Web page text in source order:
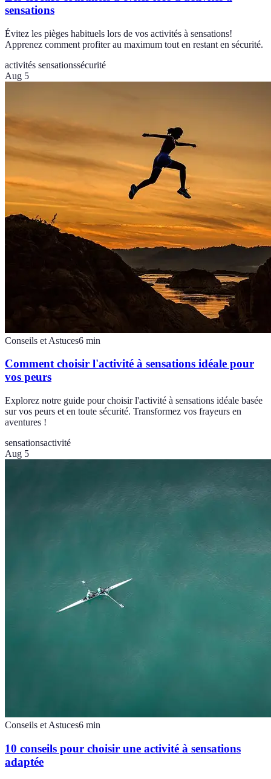
sensations
Évitez les pièges habituels lors de vos activités à sensations!
Apprenez comment profiter au maximum tout en restant en sécurité.
activités sensationssécurité
Aug 5
Conseils et Astuces6 min
Comment choisir l'activité à sensations idéale pour
vos peurs
Explorez notre guide pour choisir l'activité à sensations idéale basée
sur vos peurs et en toute sécurité. Transformez vos frayeurs en
aventures !
sensationsactivité
Aug 5
Conseils et Astuces6 min
10 conseils pour choisir une activité à sensations
adaptée